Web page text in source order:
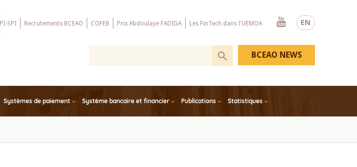
EN
PI-SPI Recrutements BCEAO COFEB Prix Abdoulaye FADIGA Les FinTech dans l'UEMOA
Youtube
Systèmes de paiement Système bancaire et financier Publications Statistiques
BCEAO NEWS